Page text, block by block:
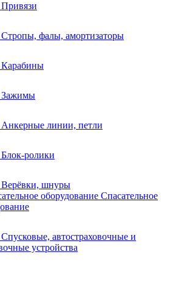
Привязи
Стропы, фалы, амортизаторы
Карабины
Зажимы
Анкерные линии, петли
Блок-ролики
Верёвки, шнуры
Спасательное
Спусковые, автостраховочные и
устройства